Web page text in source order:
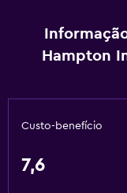
Hampton
Custo-benefício
7,6